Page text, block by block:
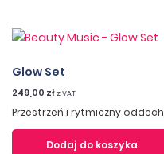
Glow Set
249,00 zł z VAT
Przestrzeń i rytmiczny oddech
Dodaj do koszyka